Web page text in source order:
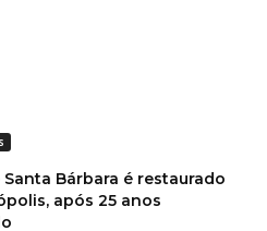
Santa Bárbara é restaurado
após 25 anos